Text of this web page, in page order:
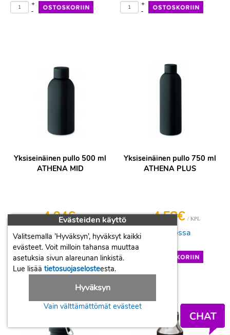
-
+
-
+
Yksiseinäinen pullo 500 ml
ATHENA MID
Tilaustuote
4,04€/ KPL
-
+
Yksiseinäinen pullo 750 ml
ATHENA PLUS
Varastossa
4,58€ / KPL
Evästeiden käyttö
Valitsemalla ’Hyväksyn’, hyväksyt kaikki
evästeet. Voit milloin tahansa muuttaa
asetuksia sivun alareunan linkistä.
Lue lisää tietosuojaselosteesta.
Hyväksyn
Vain välttämättömät evästeet